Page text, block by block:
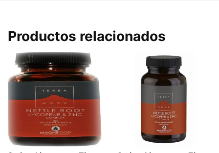
Productos relacionados